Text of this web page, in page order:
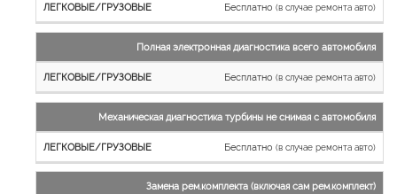
Грузовые
автомобили
Бесплатно (в случае ремонта авто)
Полная электронная диагностика всего автомобиля
Бесплатно (в случае ремонта авто)
Механическая диагностика турбины не снимая с автомобиля
Бесплатно (в случае ремонта авто)
Замена рем.комплекта (включая сам рем.комплект)